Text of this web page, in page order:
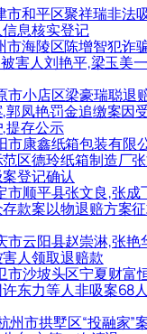
市和平区聚祥瑞非法
息核实登记
市海陵区陈增智犯诈
害人刘艳平,梁玉美
市小店区梁豪瑞聪退
郭凤艳罚金追缴案因
提存公示
市康鑫纸箱包装有限
区德玲纸箱制造厂
登记确认
市顺平县张文良,张成
款案以物退赔方案
市云阳县赵崇淋,张艳
人领取退赔款
市沙坡头区宁夏财富
东力等人非吸案68
州市拱墅区“投融家”